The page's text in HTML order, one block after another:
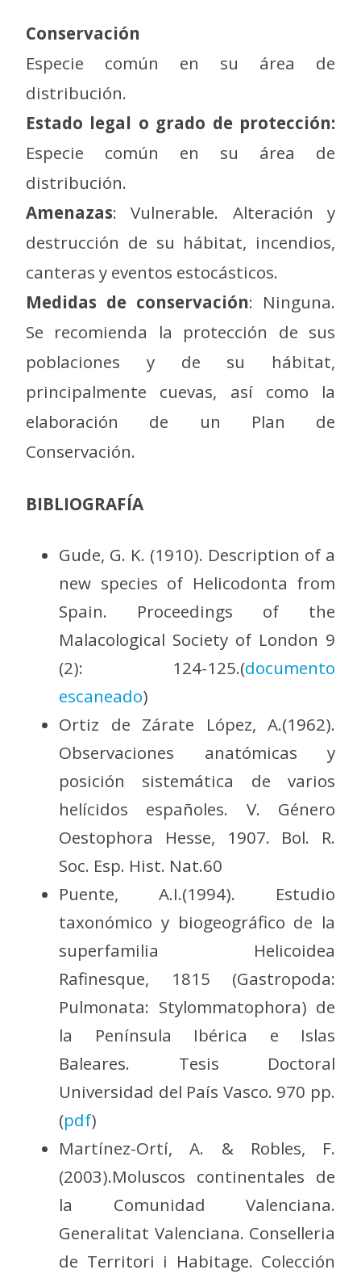
Conservación
Especie común en su área de
distribución.
Estado legal o grado de protección:
Especie común en su área de
distribución.
Amenazas: Vulnerable. Alteración y
destrucción de su hábitat, incendios,
canteras y eventos estocásticos.
Medidas de conservación: Ninguna.
Se recomienda la protección de sus
poblaciones y de su hábitat,
principalmente cuevas, así como la
elaboración de un Plan de
Conservación.
BIBLIOGRAFÍA
Gude, G. K. (1910). Description of a
new species of Helicodonta from
Spain. Proceedings of the
Malacological Society of London 9
(2): 124-125.(documento
escaneado)
Ortiz de Zárate López, A.(1962).
Observaciones anatómicas y
posición sistemática de varios
helícidos españoles. V. Género
Oestophora Hesse, 1907. Bol. R.
Soc. Esp. Hist. Nat.60
Puente, A.I.(1994). Estudio
taxonómico y biogeográfico de la
superfamilia Helicoidea
Rafinesque, 1815 (Gastropoda:
Pulmonata: Stylommatophora) de
la Península Ibérica e Islas
Baleares. Tesis Doctoral
Universidad del País Vasco. 970 pp.
(pdf)
Martínez-Ortí, A. & Robles, F.
(2003).Moluscos continentales de
la Comunidad Valenciana.
Generalitat Valenciana. Conselleria
de Territori i Habitage. Colección